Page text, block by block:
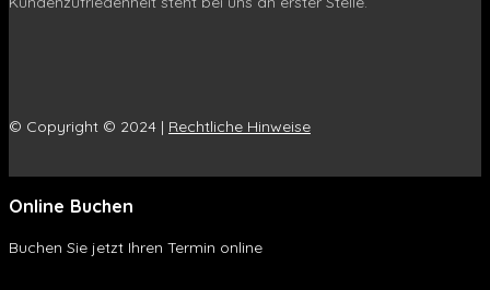
© Copyright © 2024 | Rechtliche Hinweise
Online Buchen
Buchen Sie jetzt Ihren Termin online